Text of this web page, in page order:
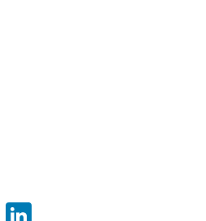
EMAIL